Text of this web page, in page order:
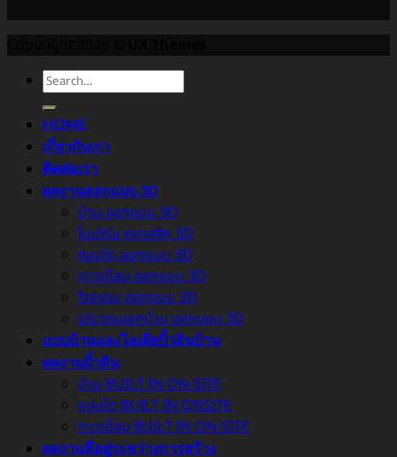
HOME
เกี่ยวกับเรา
ติดต่อเรา
ผลงานออกแบบ 3D
บ้าน ออกแบบ 3D
โมเดิร์น คลาสสิค 3D
คอนโด ออกแบบ 3D
ทาวน์โฮม ออกแบบ 3D
โรงแรม ออกแบบ 3D
บริเวณนอกบ้าน ออกแบบ 3D
แบบบ้านและไอเดียบิ้วอินบ้าน
ผลงานบิ้วอิน
บ้าน BUILT IN ON-SITE
คอนโด BUILT IN ONSITE
ทาวน์โฮม BUILT IN ON-SITE
ผลงานที่อยู่ระหว่างการสร้าง